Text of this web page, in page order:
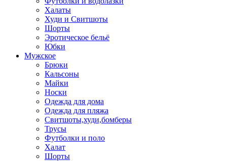
Халаты
Худи и Свитшоты
Шорты
Эротическое бельё
Юбки
Мужское
Брюки
Кальсоны
Майки
Носки
Одежда для дома
Одежда для пляжа
Свитшоты,худи,бомберы
Трусы
Футболки и поло
Халат
Шорты